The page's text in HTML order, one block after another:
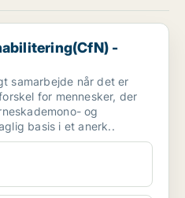
- [xxxxx] søge...
-
samarbejde når det er
for mennesker, der
og
basis i et anerk..